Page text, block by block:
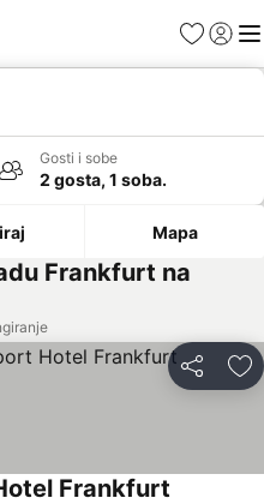
FavoritiPrijavi
Gosti i sobe
2 gosta, 1 soba.
Mapa
Frankfurt na
Deli
Frankfurt